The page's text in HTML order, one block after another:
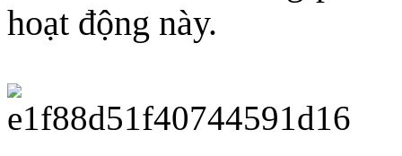
hoạt động này.